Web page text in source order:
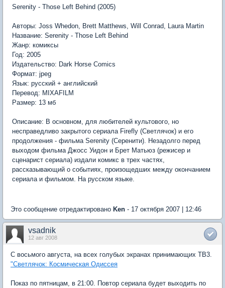
Serenity - Those Left Behind (2005)
Авторы: Joss Whedon, Brett Matthews, Will Conrad, Laura Martin
Название: Serenity - Those Left Behind
Жанр: комиксы
Год: 2005
Издательство: Dark Horse Comics
Формат: jpeg
Язык: русский + английский
Перевод: MIXAFILM
Размер: 13 мб
Описание: В основном, для любителей культового, но
несправедливо закрытого сериала Firefly (Светлячок) и его
продолжения - фильма Serenity (Серенити). Незадолго перед
выходом фильма Джосс Уидон и Брет Матьюз (режисер и
сценарист сериала) издали комикс в трех частях,
рассказывающий о событиях, произощедших между окончанием
сериала и фильмом. На русском языке.
Это сообщение отредактировано Ken - 17 октября 2007 | 12:46
vsadnik
12 авг 2008
С восьмого августа, на всех голубых экранах принимающих ТВ3.
"Светлячок: Космическая Одиссея
Показ по пятницам, в 21:00. Повтор сериала будет выходить по